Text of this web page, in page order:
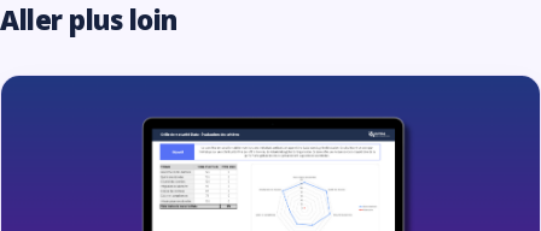
Aller plus loin